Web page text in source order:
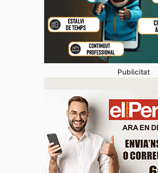
Publicitat